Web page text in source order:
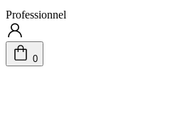
Professionnel
0